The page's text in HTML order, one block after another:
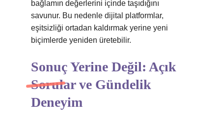
bağlamın değerlerini içinde taşıdığını
savunur. Bu nedenle dijital platformlar,
eşitsizliği ortadan kaldırmak yerine yeni
biçimlerde yeniden üretebilir.
Sonuç Yerine Değil: Açık
Sorular ve Gündelik
Deneyim